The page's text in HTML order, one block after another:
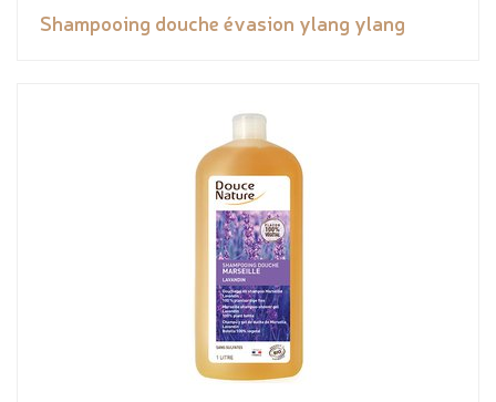
Shampooing douche évasion ylang ylang